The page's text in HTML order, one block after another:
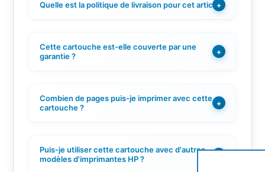
Quelle est la politique de livraison pour cet article ?
+
Cette cartouche est-elle couverte par une
garantie ?
+
Combien de pages puis-je imprimer avec cette
cartouche ?
+
Puis-je utiliser cette cartouche avec d'autres
modèles d'imprimantes HP ?